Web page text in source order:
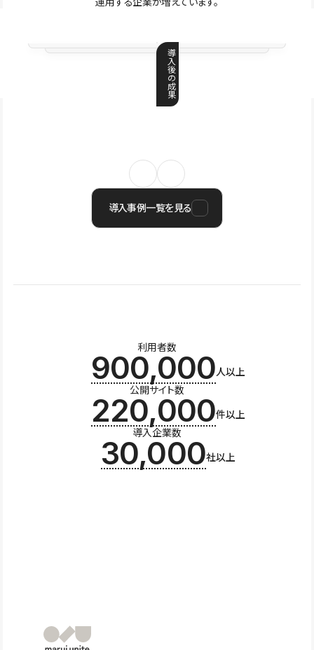
導
入
後
の
成
果
導入事例一覧を見る
利用者数
900,000人以上
公開サイト数
220,000件以上
導入企業数
30,000社以上